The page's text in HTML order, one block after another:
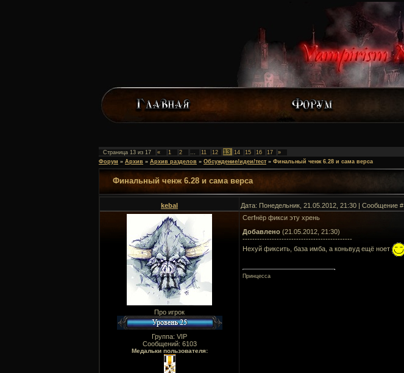
Страница 13 из 17 « 1 2 … 11 12 13 14 15 16 17 »
Форум » Архив » Архив разделов » Обсуждение/идеи/тест » Финальный ченж 6.28 и сама верса
Финальный ченж 6.28 и сама верса
kebal Дата: Понедельник, 21.05.2012, 21:30 | Сообщение #
Про игрок
Группа: VIP
Сообщений: 6103
Медальки пользователя:
Cerfнёр фикси эту хрень
Добавлено (21.05.2012, 21:30)
---------------------------------------------
Нехуй фиксить, база имба, а коньвуд ещё ноет
Принцесса